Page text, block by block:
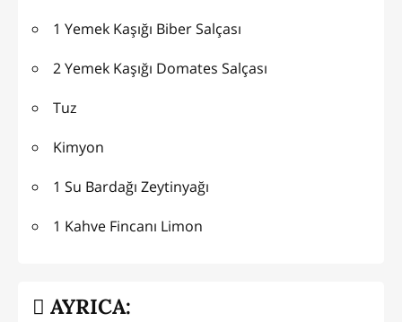
1 Yemek Kaşığı Biber Salçası
2 Yemek Kaşığı Domates Salçası
Tuz
Kimyon
1 Su Bardağı Zeytinyağı
1 Kahve Fincanı Limon
AYRICA: